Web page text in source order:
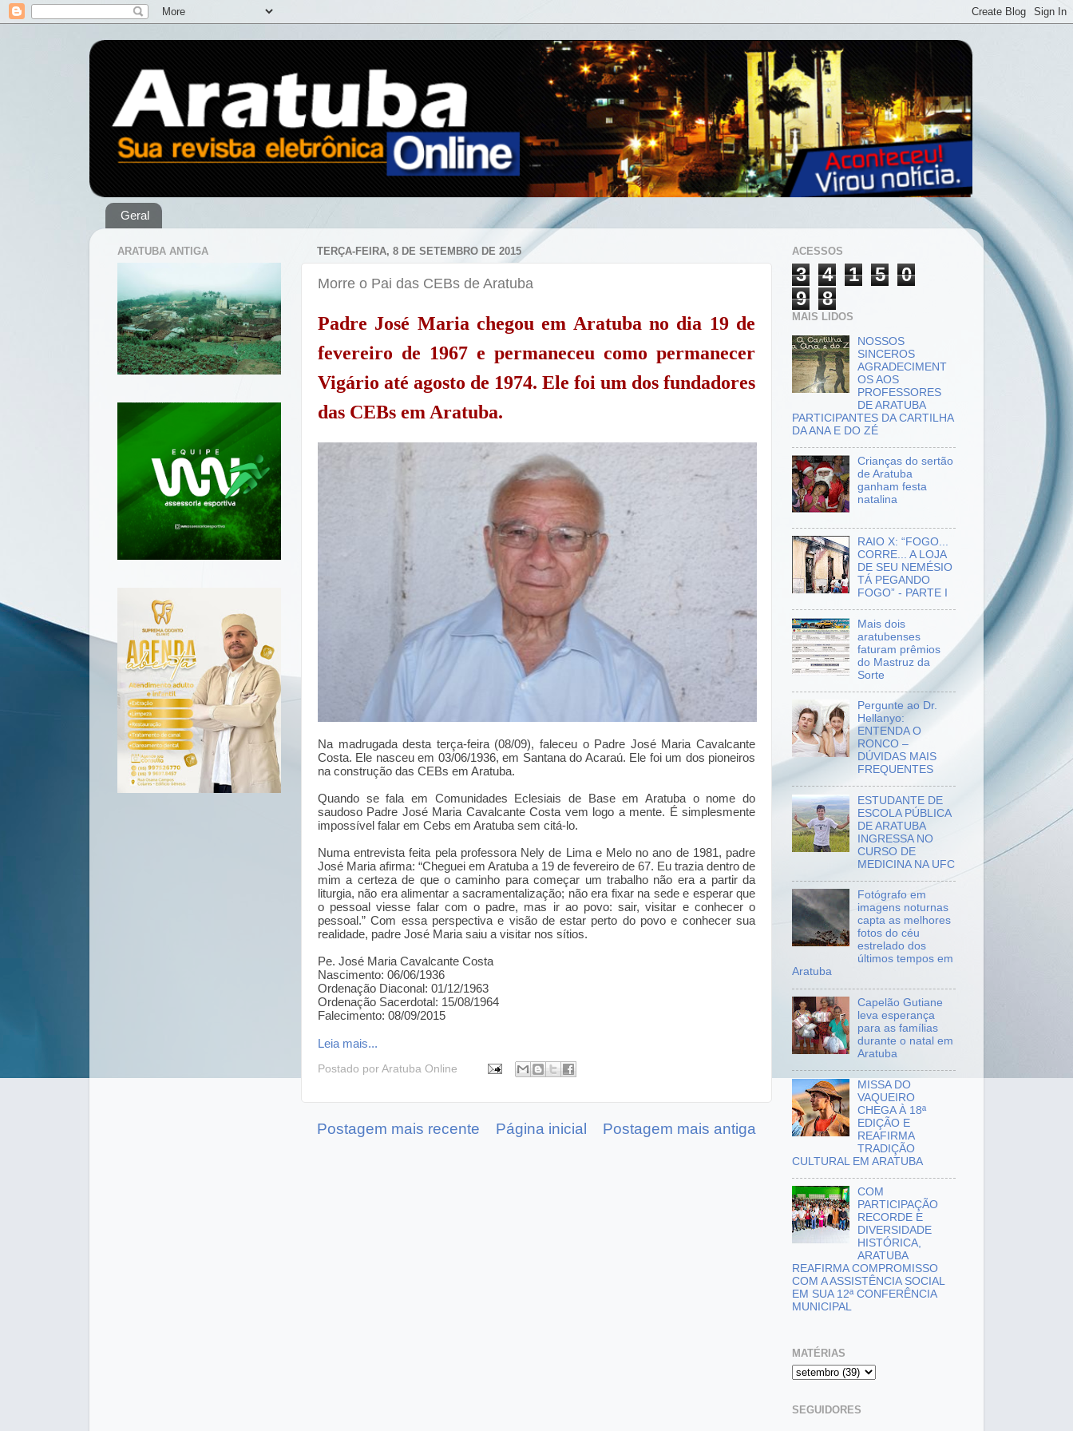
Geral
TERÇA-FEIRA, 8 DE SETEMBRO DE 2015
Morre o Pai das CEBs de Aratuba
Padre José Maria chegou em Aratuba no dia 19 de
fevereiro de 1967 e permaneceu como permanecer
Vigário até agosto de 1974. Ele foi um dos fundadores
das CEBs em Aratuba.
Na madrugada desta terça-feira (08/09), faleceu o Padre José Maria Cavalcante
Costa. Ele nasceu em 03/06/1936, em Santana do Acaraú. Ele foi um dos pioneiros
na construção das CEBs em Aratuba.
Quando se fala em Comunidades Eclesiais de Base em Aratuba o nome do
saudoso Padre José Maria Cavalcante Costa vem logo a mente. É simplesmente
impossível falar em Cebs em Aratuba sem citá-lo.
Numa entrevista feita pela professora Nely de Lima e Melo no ano de 1981, padre
José Maria afirma: “Cheguei em Aratuba a 19 de fevereiro de 67. Eu trazia dentro de
mim a certeza de que o caminho para começar um trabalho não era a partir da
liturgia, não era alimentar a sacramentalização; não era fixar na sede e esperar que
o pessoal viesse falar com o padre, mas ir ao povo: sair, visitar e conhecer o
pessoal.” Com essa perspectiva e visão de estar perto do povo e conhecer sua
realidade, padre José Maria saiu a visitar nos sítios.
Pe. José Maria Cavalcante Costa
Nascimento: 06/06/1936
Ordenação Diaconal: 01/12/1963
Ordenação Sacerdotal: 15/08/1964
Falecimento: 08/09/2015
Leia mais...
Postado por Aratuba Online
Postagem mais recente Postagem mais antiga
Página inicial
ARATUBA ANTIGA ACESSOS
3 4 1 5
0
9
8
MAIS LIDOS
NOSSOS
SINCEROS
AGRADECIMENT
OS AOS
PROFESSORES
DE ARATUBA
PARTICIPANTES DA CARTILHA
DA ANA E DO ZÉ
Crianças do sertão
de Aratuba
ganham festa
natalina
RAIO X: “FOGO...
CORRE... A LOJA
DE SEU NEMÉSIO
TÁ PEGANDO
FOGO” - PARTE I
Mais dois
aratubenses
faturam prêmios
do Mastruz da
Sorte
Pergunte ao Dr.
Hellanyo:
ENTENDA O
RONCO –
DÚVIDAS MAIS
FREQUENTES
ESTUDANTE DE
ESCOLA PÚBLICA
DE ARATUBA
INGRESSA NO
CURSO DE
MEDICINA NA UFC
Fotógrafo em
imagens noturnas
capta as melhores
fotos do céu
estrelado dos
últimos tempos em
Aratuba
Capelão Gutiane
leva esperança
para as famílias
durante o natal em
Aratuba
MISSA DO
VAQUEIRO
CHEGA À 18ª
EDIÇÃO E
REAFIRMA
TRADIÇÃO
CULTURAL EM ARATUBA
COM
PARTICIPAÇÃO
RECORDE E
DIVERSIDADE
HISTÓRICA,
ARATUBA
REAFIRMA COMPROMISSO
COM A ASSISTÊNCIA SOCIAL
EM SUA 12ª CONFERÊNCIA
MUNICIPAL
MATÉRIAS
SEGUIDORES